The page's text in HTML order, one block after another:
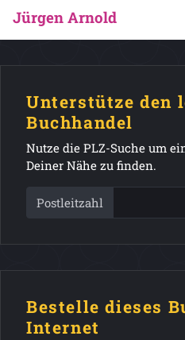
Jürgen Arnold
Unterstütze den
Buchhandel
Nutze die PLZ-Suche um
Deiner Nähe zu finden.
Postleitzahl
Bestelle dieses
Internet